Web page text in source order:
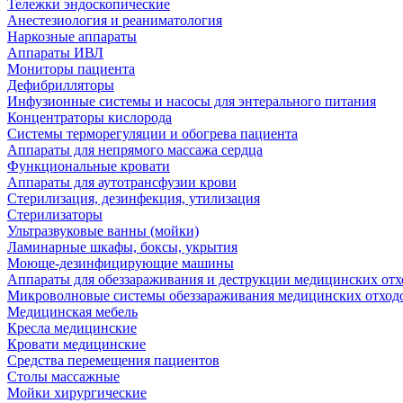
Тележки эндоскопические
Анестезиология и реаниматология
Наркозные аппараты
Аппараты ИВЛ
Мониторы пациента
Дефибрилляторы
Инфузионные системы и насосы для энтерального питания
Концентраторы кислорода
Системы терморегуляции и обогрева пациента
Аппараты для непрямого массажа сердца
Функциональные кровати
Аппараты для аутотрансфузии крови
Стерилизация, дезинфекция, утилизация
Стерилизаторы
Ультразвуковые ванны (мойки)
Ламинарные шкафы, боксы, укрытия
Моюще-дезинфицирующие машины
Аппараты для обеззараживания и деструкции медицинских
Микроволновые системы обеззараживания медицинских
Медицинская мебель
Кресла медицинские
Кровати медицинские
Средства перемещения пациентов
Столы массажные
Мойки хирургические